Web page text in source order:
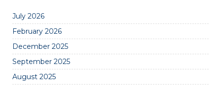
July 2026
February 2026
December 2025
September 2025
August 2025